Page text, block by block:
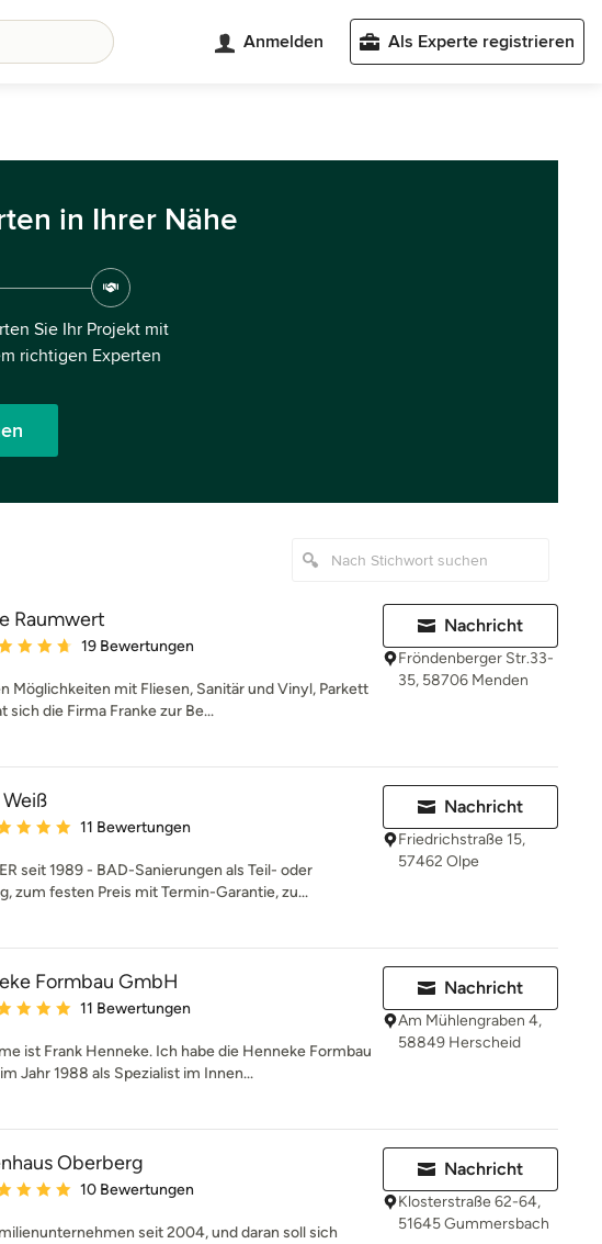
Anmelden Als Experte registrieren
in Ihrer Nähe
Sie Ihr Projekt mit
richtigen Experten
Raumwert
Bewertung: 4.8 von 5 Sternen
19 Bewertungen
Möglichkeiten mit Fliesen, Sanitär und Vinyl, Parkett
sich die Firma Franke zur Be...
Nachricht
Fröndenberger Str.33-
35, 58706 Menden
Bewertung: 5 von 5 Sternen
11 Bewertungen
seit 1989 - BAD-Sanierungen als Teil- oder
zum festen Preis mit Termin-Garantie, zu...
Nachricht
Friedrichstraße 15,
57462 Olpe
Formbau GmbH
Bewertung: 5 von 5 Sternen
11 Bewertungen
ist Frank Henneke. Ich habe die Henneke Formbau
Jahr 1988 als Spezialist im Innen...
Nachricht
Am Mühlengraben 4,
58849 Herscheid
Oberberg
Bewertung: 4.9 von 5 Sternen
10 Bewertungen
seit 2004, und daran soll sich
Nachricht
Klosterstraße 62-64,
51645 Gummersbach